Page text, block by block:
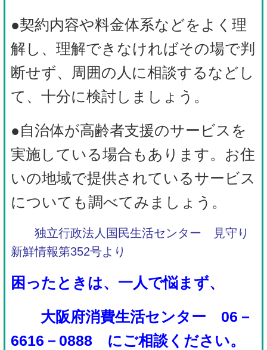
●契約内容や料金体系などをよく理
解し、理解できなければその場で判
断せず、周囲の人に相談するなどし
て、十分に検討しましょう。
●自治体が高齢者支援のサービスを
実施している場合もあります。お住
いの地域で提供されているサービス
についても調べてみましょう。
独立行政法人国民生活センター 見守り
新鮮情報第352号より
困ったときは、一人で悩まず、
大阪府消費生活センター 06－
6616－0888 にご相談ください。